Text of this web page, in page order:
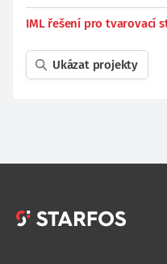
IML řešení pro tvarovací
Ukázat projekty